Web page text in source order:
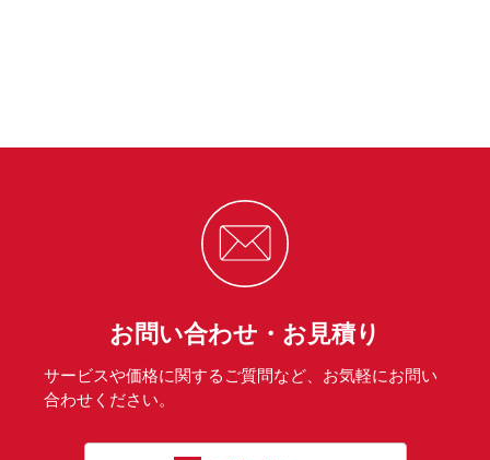
お問い合わせ・お見積り
サービスや価格に関するご質問など、お気軽にお問い
合わせください。